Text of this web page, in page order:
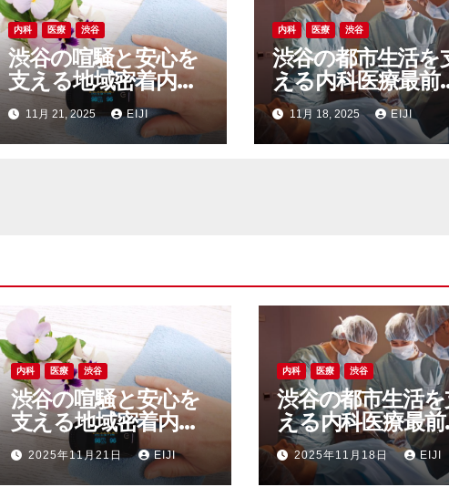
内科 医療 渋谷
渋谷の喧騒と安心を
支える地域密着内科
と医療インフラの裏
側11月 21, 2025 EIJI
内科 医療 渋谷
渋谷の都市生活を
える内科医療最前
多様なニーズに応
る街の健康インフ
11月 18, 2025 EIJI
内科 医療 渋谷
渋谷の喧騒と安心を
支える地域密着内科
と医療インフラの裏
側2025年11月21日 EIJI
内科 医療 渋谷
渋谷の都市生活
える内科医療最
多様なニーズに
る街の健康イン
2025年11月18日 EIJI